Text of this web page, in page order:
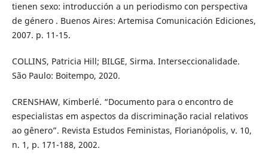
tienen sexo: introducción a un periodismo con perspectiva
de género . Buenos Aires: Artemisa Comunicación Ediciones,
2007. p. 11-15.
COLLINS, Patricia Hill; BILGE, Sirma. Interseccionalidade.
São Paulo: Boitempo, 2020.
CRENSHAW, Kimberlé. “Documento para o encontro de
especialistas em aspectos da discriminação racial relativos
ao gênero”. Revista Estudos Feministas, Florianópolis, v. 10,
n. 1, p. 171-188, 2002.